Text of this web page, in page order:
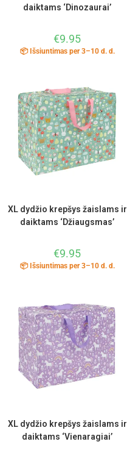
daiktams ‘Dinozaurai’
€9.95
📦 Išsiuntimas per 3–10 d. d.
XL dydžio krepšys žaislams ir
daiktams ‘Džiaugsmas’
€9.95
📦 Išsiuntimas per 3–10 d. d.
XL dydžio krepšys žaislams ir
daiktams ‘Vienaragiai’